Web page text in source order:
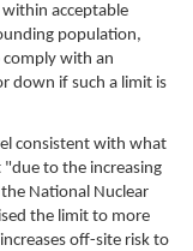
acceptable
population,
comply with an
down if such a limit is
consistent with what
to the increasing
National Nuclear
the limit to more
off-site risk to